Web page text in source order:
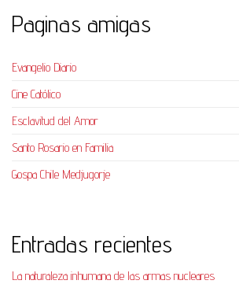
Paginas amigas
Evangelio Diario
Cine Católico
Esclavitud del Amor
Santo Rosario en Familia
Gospa Chile Medjugorje
Entradas recientes
La naturaleza inhumana de las armas nucleares